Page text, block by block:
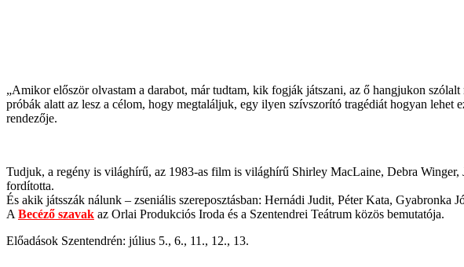
„Amikor először olvastam a darabot, már tudtam, kik fogják játszani, az ő hangjukon
próbák alatt az lesz a célom, hogy megtaláljuk, egy ilyen szívszorító tragédiát hogyan
rendezője.
Tudjuk, a regény is világhírű, az 1983-as film is világhírű Shirley MacLaine, Debra Winger,
fordította.
És akik játsszák nálunk – zseniális szereposztásban: Hernádi Judit, Péter Kata, Gyabronka
A Becéző szavak az Orlai Produkciós Iroda és a Szentendrei Teátrum közös bemutatója.
Előadások Szentendrén: július 5., 6., 11., 12., 13.